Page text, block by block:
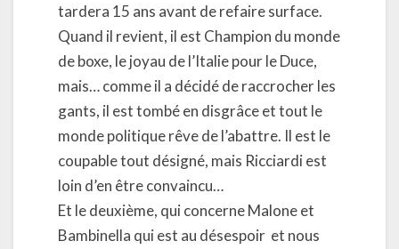
tardera 15 ans avant de refaire surface.
Quand il revient, il est Champion du monde
de boxe, le joyau de l’Italie pour le Duce,
mais… comme il a décidé de raccrocher les
gants, il est tombé en disgrâce et tout le
monde politique rêve de l’abattre. Il est le
coupable tout désigné, mais Ricciardi est
loin d’en être convaincu…
Et le deuxième, qui concerne Malone et
Bambinella qui est au désespoir et nous